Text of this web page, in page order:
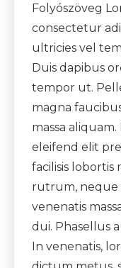
Folyószöveg
consectetur
ultricies vel
Duis dapibus
tempor ut.
magna
massa
eleifend elit
facilisis lobortis
rutrum, neque
venenatis
dui. Phasellus
In venenatis,